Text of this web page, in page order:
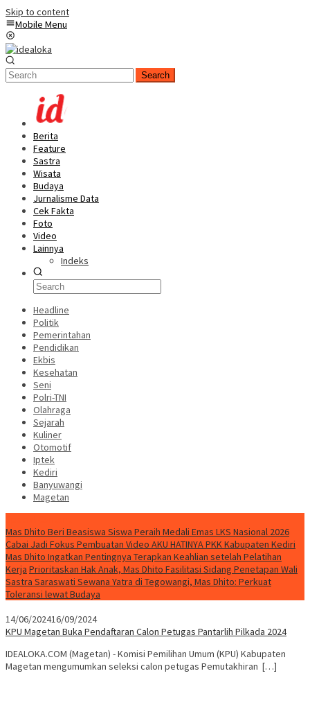
Skip to content
Mobile Menu
Search
Berita
Feature
Sastra
Wisata
Budaya
Jurnalisme Data
Cek Fakta
Foto
Video
Lainnya
Indeks
Headline
Politik
Pemerintahan
Pendidikan
Ekbis
Kesehatan
Seni
Polri-TNI
Olahraga
Sejarah
Kuliner
Otomotif
Iptek
Kediri
Banyuwangi
Magetan
Mas Dhito Beri Beasiswa Siswa Peraih Medali Emas LKS Nasional 2026
Cabai Jadi Fokus Pembuatan Video AKU HATINYA PKK Kabupaten Kediri
Mas Dhito Ingatkan Pentingnya Terapkan Keahlian setelah Pelatihan
Kerja Prioritaskan Hak Anak, Mas Dhito Fasilitasi Sidang Penetapan Wali
Sastra Saraswati Sewana Yatra di Tegowangi, Mas Dhito: Perkuat
Toleransi lewat Budaya
14/06/202416/09/2024
KPU Magetan Buka Pendaftaran Calon Petugas Pantarlih Pilkada 2024
IDEALOKA.COM (Magetan) - Komisi Pemilihan Umum (KPU) Kabupaten
Magetan mengumumkan seleksi calon petugas Pemutakhiran […]